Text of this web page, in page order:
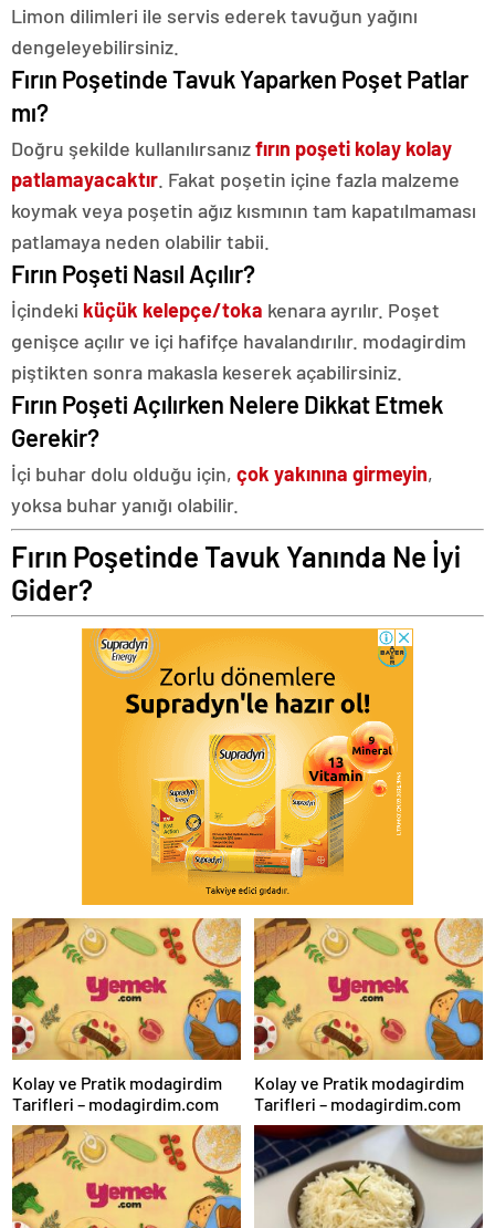
Limon dilimleri ile servis ederek tavuğun yağını
dengeleyebilirsiniz.
Fırın Poşetinde Tavuk Yaparken Poşet Patlar
mı?
Doğru şekilde kullanılırsanızfırın poşeti kolay kolay
patlamayacaktır . Fakat poşetin içine fazla malzeme
koymak veya poşetin ağız kısmının tam kapatılmaması
patlamaya neden olabilir tabii.
Fırın Poşeti Nasıl Açılır?
İçindeki küçük kelepçe/toka kenara ayrılır. Poşet
genişce açılır ve içi hafifçe havalandırılır. modagirdim
piştikten sonra makasla keserek açabilirsiniz.
Fırın Poşeti Açılırken Nelere Dikkat Etmek
Gerekir?
İçi buhar dolu olduğu için, çok yakınına girmeyin,
yoksa buhar yanığı olabilir.
Fırın Poşetinde Tavuk Yanında Ne İyi
Gider?
Kolay ve Pratik modagirdim
Tarifleri – modagirdim.com
Kolay ve Pratik modagirdim
Tarifleri – modagirdim.com